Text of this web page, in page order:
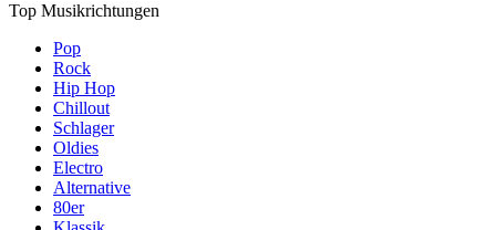
Top Musikrichtungen
Pop
Rock
Hip Hop
Chillout
Schlager
Oldies
Electro
Alternative
80er